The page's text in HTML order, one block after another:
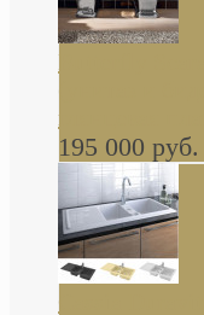
Butterfly
глянцевая
195 000 руб.